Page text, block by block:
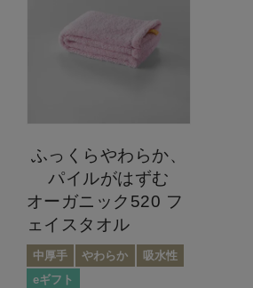
ふっくらやわらか、
パイルがはずむ
オーガニック520 フ
ェイスタオル
中厚手 やわらか
吸水性
eギフト